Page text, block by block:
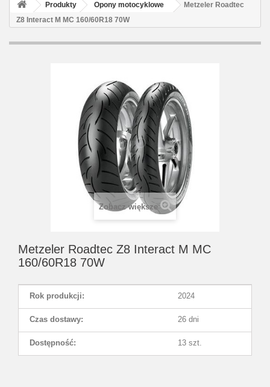
Produkty Opony motocyklowe
Metzeler Roadtec
Z8 Interact M MC 160/60R18 70W
Zobacz większe
Metzeler Roadtec Z8 Interact M MC
160/60R18 70W
Rok produkcji: 2024
Czas dostawy: 26 dni
Dostępność: 13 szt.